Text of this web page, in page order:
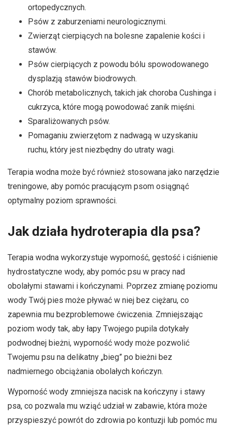
ortopedycznych.
Psów z zaburzeniami neurologicznymi.
Zwierząt cierpiących na bolesne zapalenie kości i
stawów.
Psów cierpiących z powodu bólu spowodowanego
dysplazją stawów biodrowych.
Chorób metabolicznych, takich jak choroba Cushinga i
cukrzyca, które mogą powodować zanik mięśni.
Sparaliżowanych psów.
Pomaganiu zwierzętom z nadwagą w uzyskaniu
ruchu, który jest niezbędny do utraty wagi.
Terapia wodna może być również stosowana jako narzędzie
treningowe, aby pomóc pracującym psom osiągnąć
optymalny poziom sprawności.
Jak działa hydroterapia dla psa?
Terapia wodna wykorzystuje wyporność, gęstość i ciśnienie
hydrostatyczne wody, aby pomóc psu w pracy nad
obolałymi stawami i kończynami. Poprzez zmianę poziomu
wody Twój pies może pływać w niej bez ciężaru, co
zapewnia mu bezproblemowe ćwiczenia. Zmniejszając
poziom wody tak, aby łapy Twojego pupila dotykały
podwodnej bieżni, wyporność wody może pozwolić
Twojemu psu na delikatny „bieg” po bieżni bez
nadmiernego obciążania obolałych kończyn.
Wyporność wody zmniejsza nacisk na kończyny i stawy
psa, co pozwala mu wziąć udział w zabawie, która może
przyspieszyć powrót do zdrowia po kontuzji lub pomóc mu